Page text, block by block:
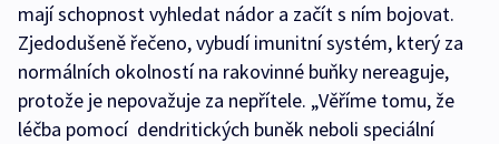
mají schopnost vyhledat nádor a začít s ním bojovat.
Zjedodušeně řečeno, vybudí imunitní systém, který za
normálních okolností na rakovinné buňky nereaguje,
protože je nepovažuje za nepřítele. „Věříme tomu, že
léčba pomocí dendritických buněk neboli speciální